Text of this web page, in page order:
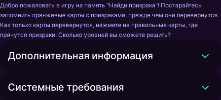
Добро пожаловать в игру на память "Найди призрака"! Постарайтесь
запомнить оранжевые карты с призраками, прежде чем они перевернутся.
Как только карты перевернутся, нажмите на правильные карты, где
прячутся призраки. Сколько уровней вы сможете решить?
Дополнительная информация
Системные требования